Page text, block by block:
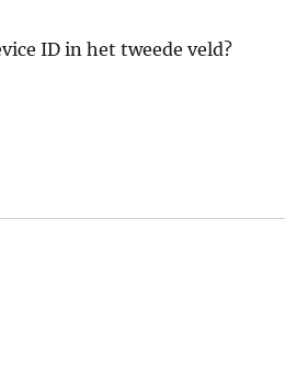
ID in het tweede veld?